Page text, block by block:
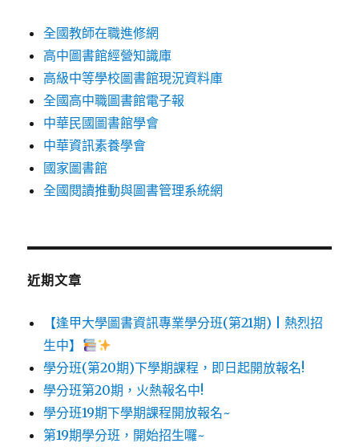
全國教師在職進修網
高中圖書館經營知識庫
高級中等學校圖書館現況資料庫
全國高中職圖書館電子報
中華民國圖書館學會
中華資訊素養學會
國家圖書館
全國閱讀推動與圖書管理系統網
近期文章
【逢甲大學圖書資訊專業學分班(第21期) | 熱烈招
生中】
學分班(第20期)下學期課程，即日起開放報名!
學分班第20期，火熱報名中!
學分班19期下學期課程開放報名~
第19期學分班，開始招生囉~